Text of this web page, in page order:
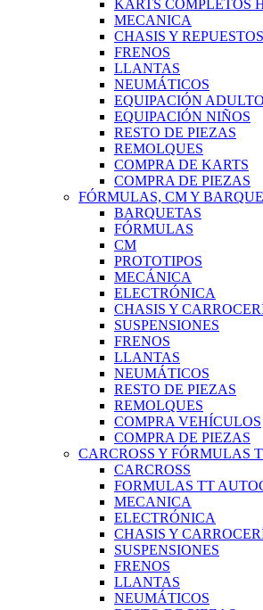
KARTS COMPLETOS
MECANICA
CHASIS Y REPUESTOS
FRENOS
LLANTAS
NEUMÁTICOS
EQUIPACIÓN
EQUIPACIÓN NIÑOS
RESTO DE PIEZAS
REMOLQUES
COMPRA DE KARTS
COMPRA DE PIEZAS
FÓRMULAS, CM Y
BARQUETAS
FÓRMULAS
CM
PROTOTIPOS
MECÁNICA
ELECTRÓNICA
CHASIS Y
SUSPENSIONES
FRENOS
LLANTAS
NEUMÁTICOS
RESTO DE PIEZAS
REMOLQUES
COMPRA VEHÍCULOS
COMPRA DE PIEZAS
CARCROSS Y FÓRMULAS
CARCROSS
FORMULAS TT
MECANICA
ELECTRÓNICA
CHASIS Y
SUSPENSIONES
FRENOS
LLANTAS
NEUMÁTICOS